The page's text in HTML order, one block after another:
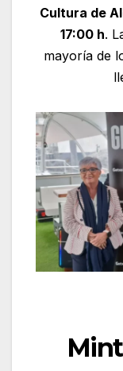
Cultura de
17:00 h.
mayoría de